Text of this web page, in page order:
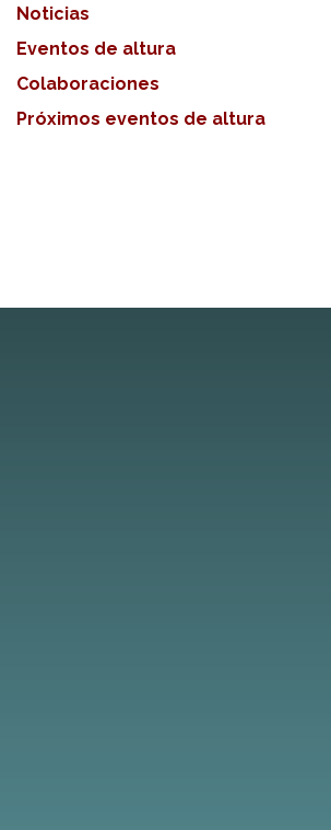
Noticias
Eventos de altura
Colaboraciones
Próximos eventos de altura